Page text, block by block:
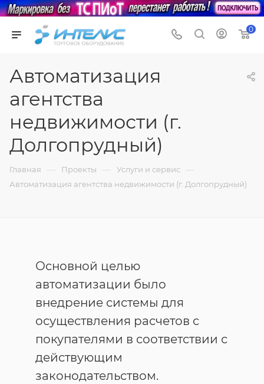
0
Автоматизация
агентства
недвижимости (г.
Долгопрудный)
Главная — Проекты — Услуги и сервис —
Автоматизация агентства недвижимости (г. Долгопрудный)
Основной целью
автоматизации было
внедрение системы для
осуществления расчетов с
покупателями в соответствии с
действующим
законодательством.